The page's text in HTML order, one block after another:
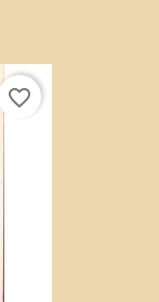
favorite_border